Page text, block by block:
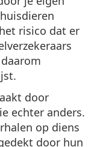
risico dat er
door
echter anders.
op diens
door hun